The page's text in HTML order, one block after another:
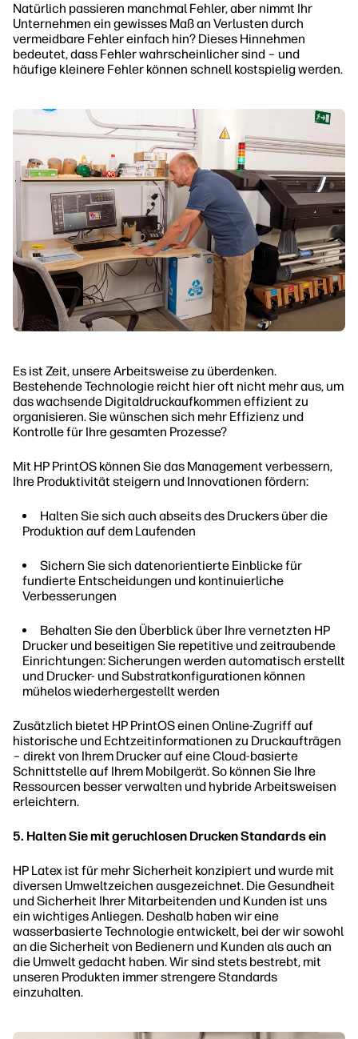
Natürlich passieren manchmal Fehler, aber nimmt Ihr
Unternehmen ein gewisses Maß an Verlusten durch
vermeidbare Fehler einfach hin? Dieses Hinnehmen
bedeutet, dass Fehler wahrscheinlicher sind – und
häufige kleinere Fehler können schnell kostspielig werden.
Es ist Zeit, unsere Arbeitsweise zu überdenken.
Bestehende Technologie reicht hier oft nicht mehr aus, um
das wachsende Digitaldruckaufkommen effizient zu
organisieren. Sie wünschen sich mehr Effizienz und
Kontrolle für Ihre gesamten Prozesse?
Mit HP PrintOS können Sie das Management verbessern,
Ihre Produktivität steigern und Innovationen fördern:
Halten Sie sich auch abseits des Druckers über die
Produktion auf dem Laufenden
Sichern Sie sich datenorientierte Einblicke für
fundierte Entscheidungen und kontinuierliche
Verbesserungen
Behalten Sie den Überblick über Ihre vernetzten HP
Drucker und beseitigen Sie repetitive und zeitraubende
Einrichtungen: Sicherungen werden automatisch erstellt
und Drucker- und Substratkonfigurationen können
mühelos wiederhergestellt werden
Zusätzlich bietet HP PrintOS einen Online-Zugriff auf
historische und Echtzeitinformationen zu Druckaufträgen
– direkt von Ihrem Drucker auf eine Cloud-basierte
Schnittstelle auf Ihrem Mobilgerät. So können Sie Ihre
Ressourcen besser verwalten und hybride Arbeitsweisen
erleichtern.
5. Halten Sie mit geruchlosen Drucken Standards ein
HP Latex ist für mehr Sicherheit konzipiert und wurde mit
diversen Umweltzeichen ausgezeichnet. Die Gesundheit
und Sicherheit Ihrer Mitarbeitenden und Kunden ist uns
ein wichtiges Anliegen. Deshalb haben wir eine
wasserbasierte Technologie entwickelt, bei der wir sowohl
an die Sicherheit von Bedienern und Kunden als auch an
die Umwelt gedacht haben. Wir sind stets bestrebt, mit
unseren Produkten immer strengere Standards
einzuhalten.